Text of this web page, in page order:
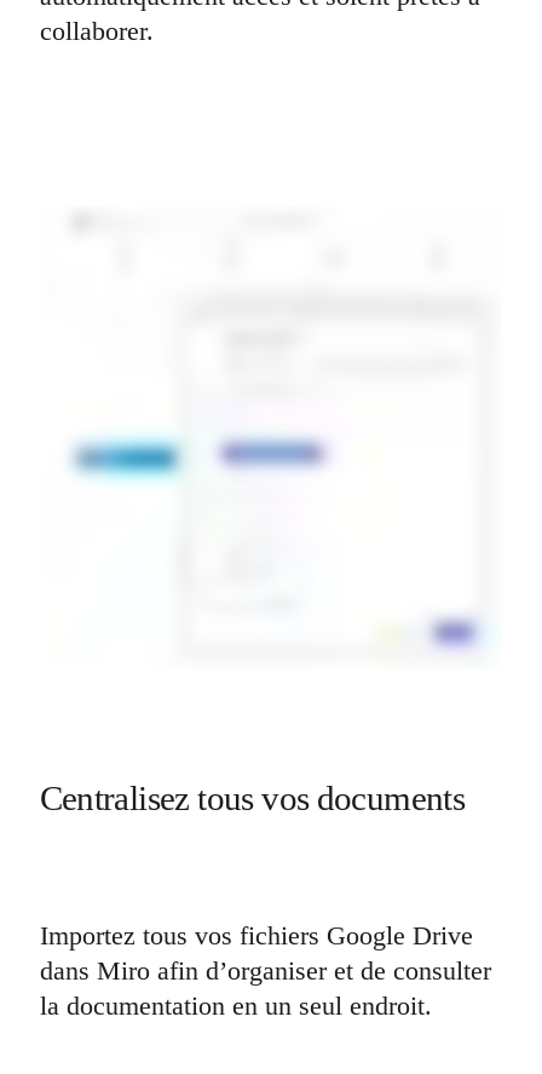
collaborer.
Centralisez tous vos documents
Importez tous vos fichiers Google Drive
dans Miro afin d’organiser et de consulter
la documentation en un seul endroit.